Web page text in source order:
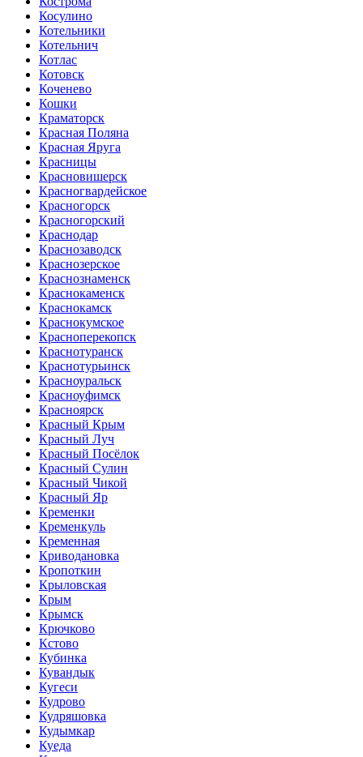
Косулино
Котельники
Котельнич
Котлас
Котовск
Коченево
Кошки
Краматорск
Красная Поляна
Красная Яруга
Красницы
Красновишерск
Красногвардейское
Красногорск
Красногорский
Краснодар
Краснозаводск
Краснозерское
Краснознаменск
Краснокаменск
Краснокамск
Краснокумское
Красноперекопск
Краснотуранск
Краснотурьинск
Красноуральск
Красноуфимск
Красноярск
Красный Крым
Красный Луч
Красный Посёлок
Красный Сулин
Красный Чикой
Красный Яр
Кременки
Кременкуль
Кременная
Криводановка
Кропоткин
Крыловская
Крым
Крымск
Крючково
Кстово
Кубинка
Кувандык
Кугеси
Кудрово
Кудряшовка
Кудымкар
Куеда